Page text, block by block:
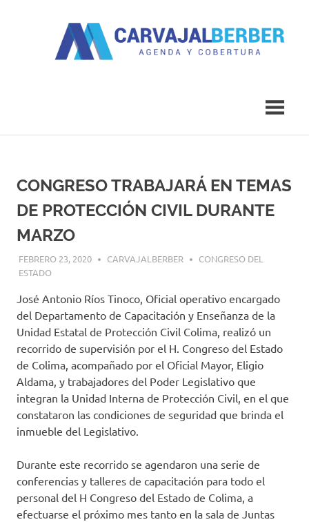
CONGRESO TRABAJARÁ EN TEMAS
DE PROTECCIÓN CIVIL DURANTE
MARZO
FEBRERO 23, 2020 CARVAJALBERBER
CONGRESO DEL
ESTADO
José Antonio Ríos Tinoco, Oficial operativo encargado
del Departamento de Capacitación y Enseñanza de la
Unidad Estatal de Protección Civil Colima, realizó un
recorrido de supervisión por el H. Congreso del Estado
de Colima, acompañado por el Oficial Mayor, Eligio
Aldama, y trabajadores del Poder Legislativo que
integran la Unidad Interna de Protección Civil, en el que
constataron las condiciones de seguridad que brinda el
inmueble del Legislativo.
Durante este recorrido se agendaron una serie de
conferencias y talleres de capacitación para todo el
personal del H Congreso del Estado de Colima, a
efectuarse el próximo mes tanto en la sala de Juntas